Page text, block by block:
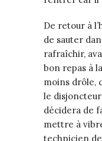
De retour à
de sauter
rafraîchir,
bon repas à
moins drôle,
le disjoncteur
décidera de
mettre à
technicien